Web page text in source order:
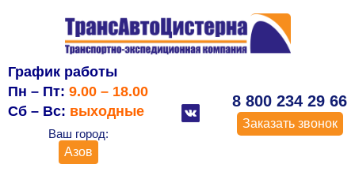
График работы
Пн – Пт: 9.00 – 18.00
Сб – Вс: выходные
Ваш город:
Азов
8 800 234 29 66
Заказать звонок